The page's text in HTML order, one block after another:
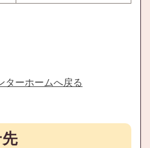
ターホームへ戻る